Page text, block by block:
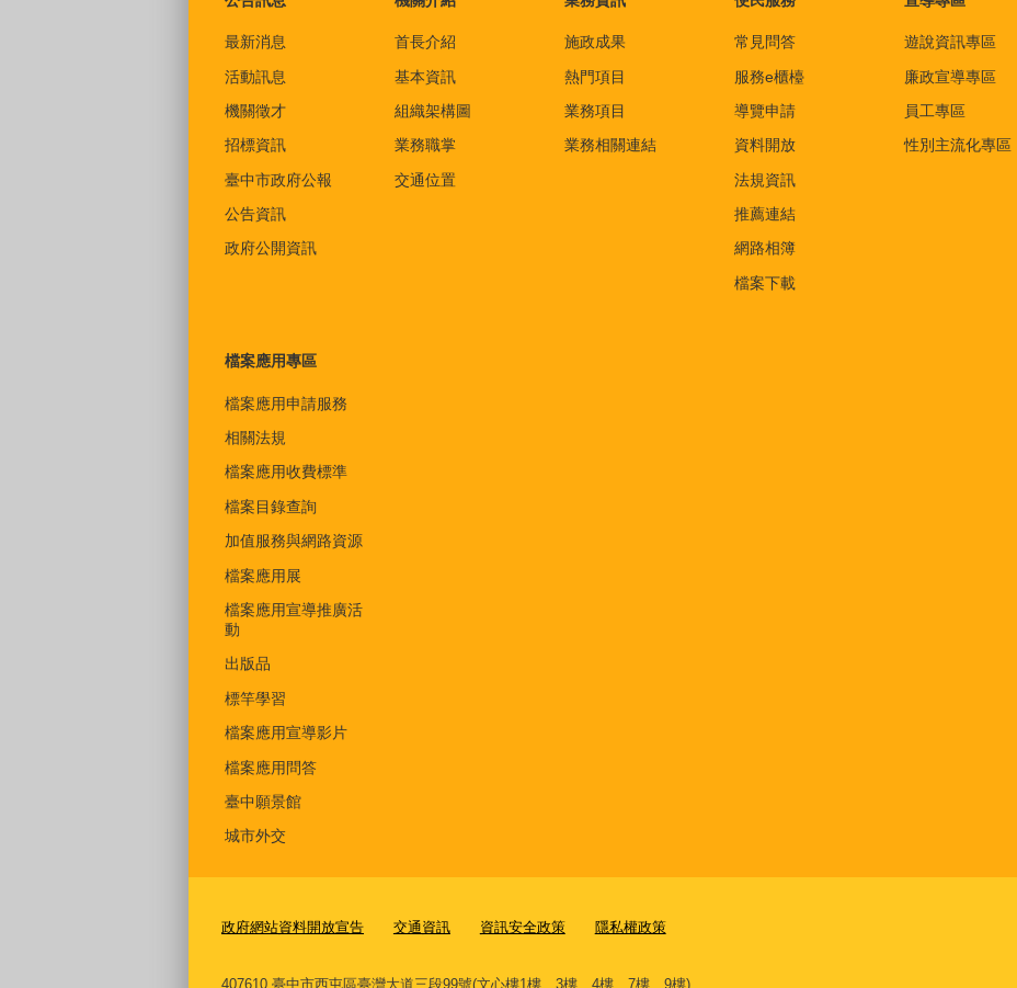
最新消息
活動訊息
機關徵才
招標資訊
臺中市政府公報
公告資訊
政府公開資訊
首長介紹
基本資訊
組織架構圖
業務職掌
交通位置
施政成果
熱門項目
業務項目
業務相關連結
常見問答
服務e櫃檯
導覽申請
資料開放
法規資訊
推薦連結
網路相簿
檔案下載
遊說資訊專區
廉政宣導專區
員工專區
性別主流化專區
檔案應用專區
檔案應用申請服務
相關法規
檔案應用收費標準
檔案目錄查詢
加值服務與網路資源
檔案應用展
檔案應用宣導推廣活
動
出版品
標竿學習
檔案應用宣導影片
檔案應用問答
臺中願景館
城市外交
政府網站資料開放宣告 交通資訊 資訊安全政策 隱私權政策
407610 臺中市西屯區臺灣大道三段99號(文心樓1樓、3樓、4樓、7樓、9樓)